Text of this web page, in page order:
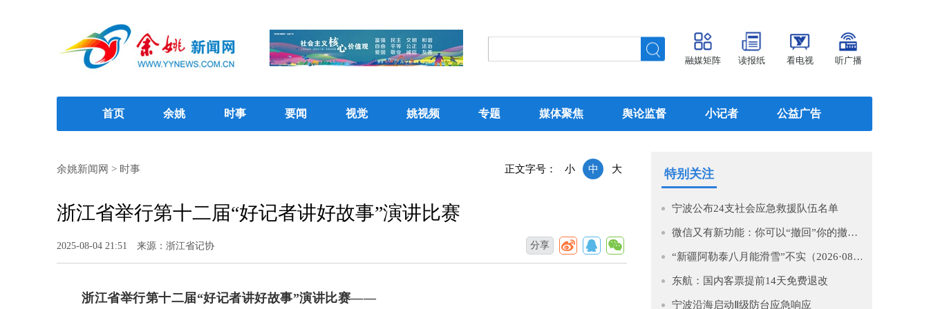
融媒矩阵 读报纸 看电视 听广播
首页 余姚 时事 要闻 视觉 姚视频 专题 媒体聚焦 舆论监督 小记者 公益广告
正文字号： 小 中 大
余姚新闻网 > 时事
浙江省举行第十二届“好记者讲好故事”演讲比赛
2025-08-04 21:51 来源：浙江省记协 分享
浙江省举行第十二届“好记者讲好故事”演讲比赛——
特别关注
宁波公布24支社会应急救援队伍名单
微信又有新功能：你可以“撤回”你的撤回了！
“新疆阿勒泰八月能滑雪”不实（2026·08·07）
东航：国内客票提前14天免费退改
宁波沿海启动Ⅱ级防台应急响应